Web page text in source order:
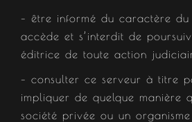
– être informé du caractère
accède et s’interdit de
éditrice de toute action
– consulter ce serveur à titre
impliquer de quelque manière
société privée ou un organisme